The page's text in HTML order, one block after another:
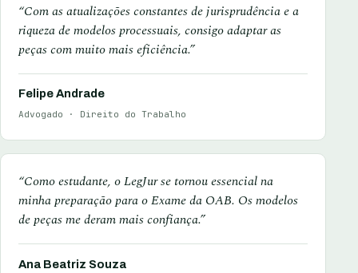
“Com as atualizações constantes de jurisprudência e a
riqueza de modelos processuais, consigo adaptar as
peças com muito mais eficiência.”
Felipe Andrade
Advogado · Direito do Trabalho
“Como estudante, o LegJur se tornou essencial na
minha preparação para o Exame da OAB. Os modelos
de peças me deram mais confiança.”
Ana Beatriz Souza